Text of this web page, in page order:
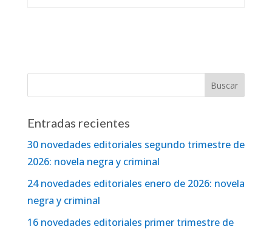
Entradas recientes
30 novedades editoriales segundo trimestre de
2026: novela negra y criminal
24 novedades editoriales enero de 2026: novela
negra y criminal
16 novedades editoriales primer trimestre de